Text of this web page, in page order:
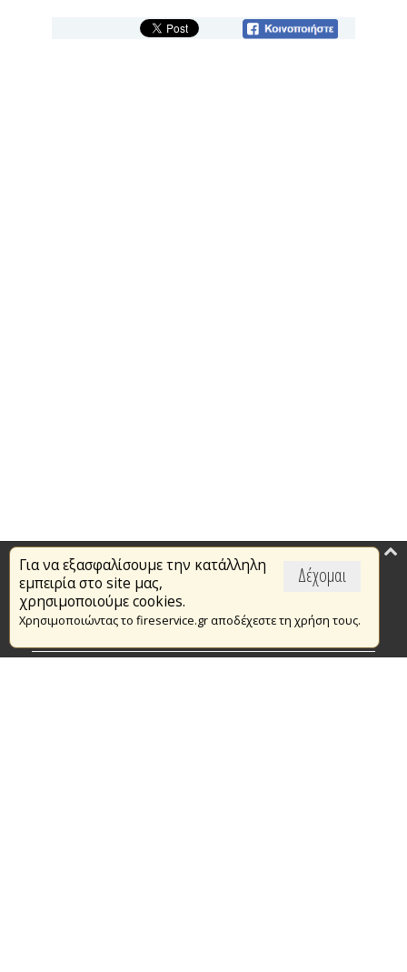
Δέχομαι
Για να εξασφαλίσουμε την κατάλληλη
εμπειρία στο site μας,
χρησιμοποιούμε cookies.
Χρησιμοποιώντας το fireservice.gr αποδέχεστε τη χρήση τους.
Επικαιρότητα
Το Πυροσβεστικό Σώμα